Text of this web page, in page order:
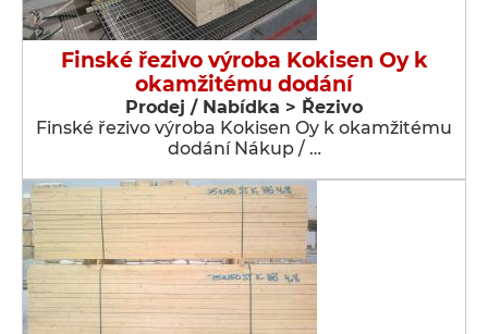
Finské řezivo výroba Kokisen Oy k
okamžitému dodání
Prodej / Nabídka > Řezivo
Finské řezivo výroba Kokisen Oy k okamžitému
dodání Nákup / …